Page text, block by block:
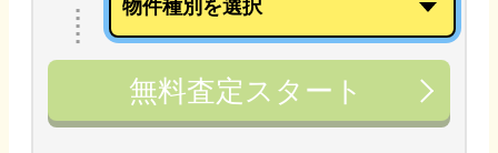
無料査定スタート